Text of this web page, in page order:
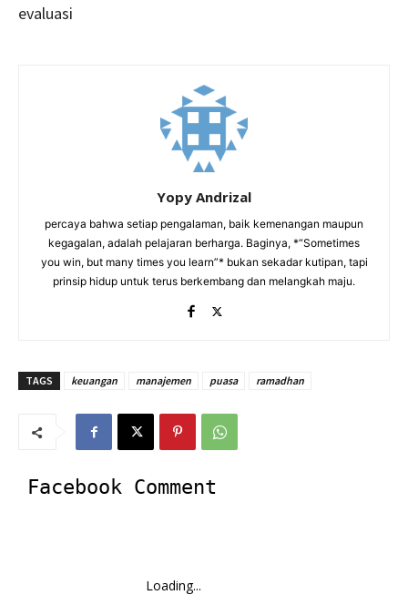
evaluasi
Yopy Andrizal
percaya bahwa setiap pengalaman, baik kemenangan maupun
kegagalan, adalah pelajaran berharga. Baginya, *“Sometimes
you win, but many times you learn”* bukan sekadar kutipan, tapi
prinsip hidup untuk terus berkembang dan melangkah maju.
TAGS keuangan manajemen puasa ramadhan
Facebook Comment
Loading...